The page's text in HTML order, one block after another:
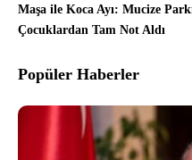
Maşa ile Koca Ayı: Mucize
Çocuklardan Tam Not Aldı
Popüler Haberler